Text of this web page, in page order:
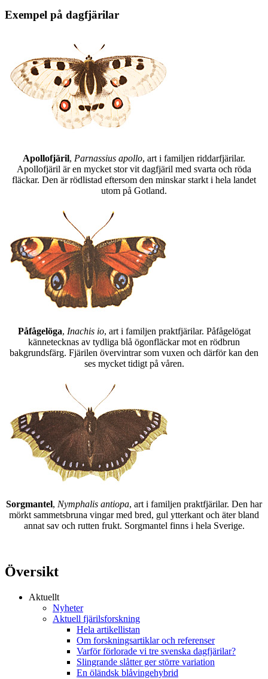
Exempel på dagfjärilar
Apollofjäril, Parnassius apollo, art i familjen riddarfjärilar.
Apollofjäril är en mycket stor vit dagfjäril med svarta och röda
fläckar. Den är rödlistad eftersom den minskar starkt i hela landet
utom på Gotland.
Påfågelöga, Inachis io, art i familjen praktfjärilar. Påfågelögat
kännetecknas av tydliga blå ögonfläckar mot en rödbrun
bakgrundsfärg. Fjärilen övervintrar som vuxen och därför kan den
ses mycket tidigt på våren.
Sorgmantel, Nymphalis antiopa, art i familjen praktfjärilar. Den har
mörkt sammetsbruna vingar med bred, gul ytterkant och äter bland
annat sav och rutten frukt. Sorgmantel finns i hela Sverige.
Översikt
Aktuellt
Nyheter
Aktuell fjärilsforskning
Hela artikellistan
Om forskningsartiklar och referenser
Varför förlorade vi tre svenska dagfjärilar?
Slingrande slåtter ger större variation
En öländsk blåvingehybrid